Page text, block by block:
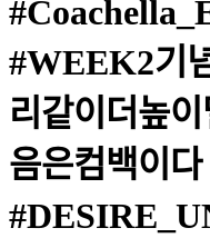
#WEEK2기
리같이더높
음은컴백이다